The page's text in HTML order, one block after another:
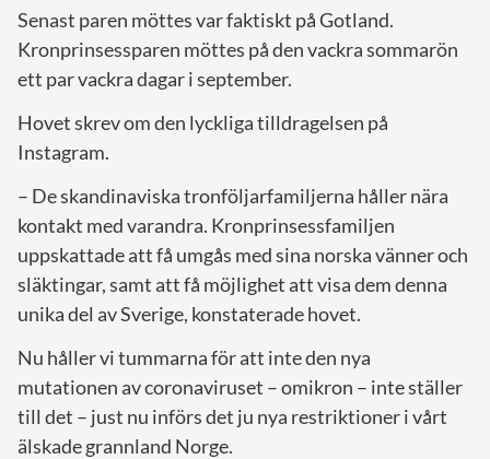
Senast paren möttes var faktiskt på Gotland.
Kronprinsessparen möttes på den vackra sommarön
ett par vackra dagar i september.
Hovet skrev om den lyckliga tilldragelsen på
Instagram.
– De skandinaviska tronföljarfamiljerna håller nära
kontakt med varandra. Kronprinsessfamiljen
uppskattade att få umgås med sina norska vänner och
släktingar, samt att få möjlighet att visa dem denna
unika del av Sverige, konstaterade hovet.
Nu håller vi tummarna för att inte den nya
mutationen av coronaviruset – omikron – inte ställer
till det – just nu införs det ju nya restriktioner i vårt
älskade grannland Norge.